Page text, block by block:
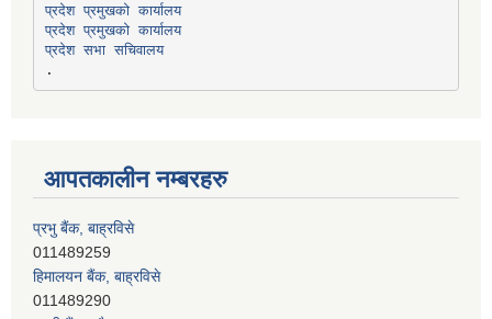
प्रदेश प्रमुखको कार्यालय
प्रदेश प्रमुखको कार्यालय
प्रदेश सभा सचिवालय
आपतकालीन नम्बरहरु
011489259
हिमालयन बैंक, बाह्रविसे
011489290
लक्ष्मी बैंक, चाैतारा